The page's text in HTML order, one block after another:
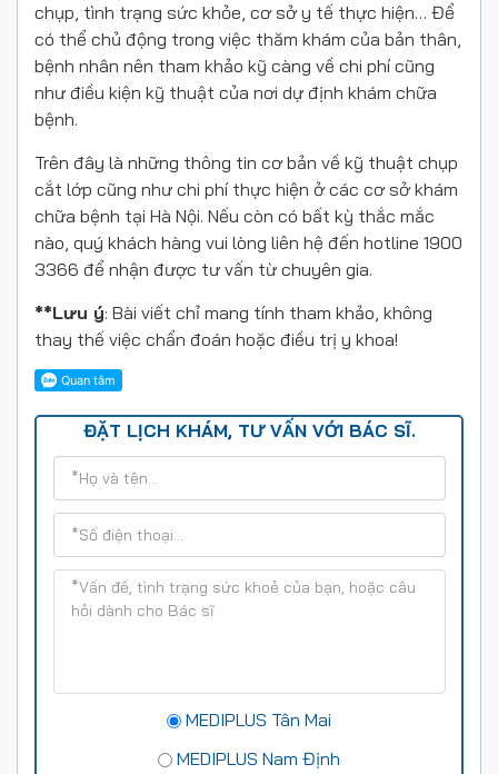
chụp, tình trạng sức khỏe, cơ sở y tế thực hiện… Để
có thể chủ động trong việc thăm khám của bản thân,
bệnh nhân nên tham khảo kỹ càng về chi phí cũng
như điều kiện kỹ thuật của nơi dự định khám chữa
bệnh.
Trên đây là những thông tin cơ bản về kỹ thuật chụp
cắt lớp cũng như chi phí thực hiện ở các cơ sở khám
chữa bệnh tại Hà Nội. Nếu còn có bất kỳ thắc mắc
nào, quý khách hàng vui lòng liên hệ đến hotline 1900
3366 để nhận được tư vấn từ chuyên gia.
**Lưu ý: Bài viết chỉ mang tính tham khảo, không
thay thế việc chẩn đoán hoặc điều trị y khoa!
ĐẶT LỊCH KHÁM, TƯ VẤN VỚI BÁC SĨ.
MEDIPLUS Tân Mai
MEDIPLUS Nam Định